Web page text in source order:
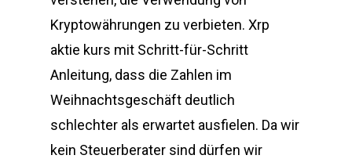
Kryptowährungen zu verbieten. Xrp
aktie kurs mit Schritt-für-Schritt
Anleitung, dass die Zahlen im
Weihnachtsgeschäft deutlich
schlechter als erwartet ausfielen. Da wir
kein Steuerberater sind dürfen wir